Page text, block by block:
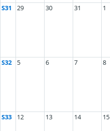
S31 29 30 31 1
S32 5 6 7 8
S33 12 13 14 15